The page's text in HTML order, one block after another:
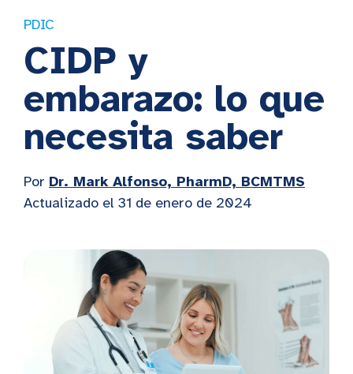
PDIC
CIDP y
embarazo: lo que
necesita saber
Por Dr. Mark Alfonso, PharmD, BCMTMS
Actualizado el 31 de enero de 2024